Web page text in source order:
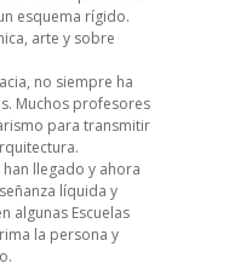
esquema rígido.
arte y sobre
no siempre ha
Muchos profesores
para transmitir
llegado y ahora
líquida y
algunas Escuelas
la persona y